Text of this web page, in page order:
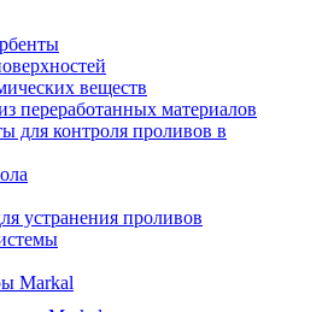
веществ
переработанных материалов
для контроля проливов в
устранения проливов
Markal